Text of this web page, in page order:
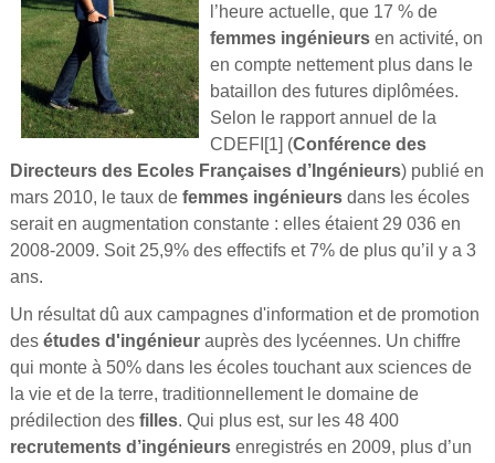
l’heure actuelle, que 17 % de
femmes ingénieursen activité, on
en compte nettement plus dans le
bataillon des futures diplômées.
Selon le rapport annuel de la
CDEFI[1] (Conférence des
Directeurs des Ecoles Françaises d’Ingénieurs) publié en
mars 2010, le taux defemmes ingénieursdans les écoles
serait en augmentation constante : elles étaient 29 036 en
2008-2009. Soit 25,9% des effectifs et 7% de plus qu’il y a 3
ans.
Un résultat dû aux campagnes d'information et de promotion
des études d'ingénieurauprès des lycéennes. Un chiffre
qui monte à 50% dans les écoles touchant aux sciences de
la vie et de la terre, traditionnellement le domaine de
prédilection des filles. Qui plus est, sur les 48 400
recrutements d’ingénieursenregistrés en 2009, plus d’un